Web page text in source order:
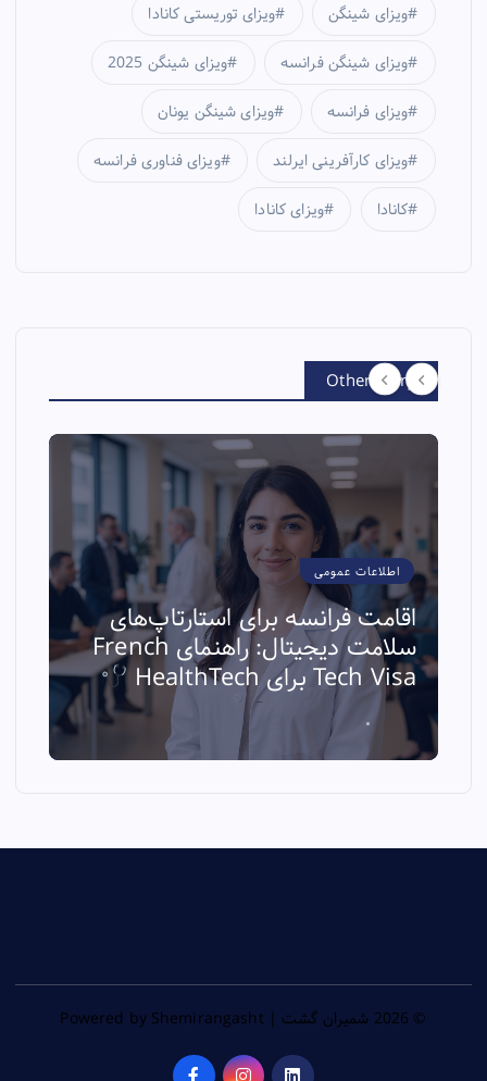
ویزای توریستی کانادا ویزای شینگن
ویزای شینگن 2025 ویزای شینگن فرانسه
ویزای شینگن یونان ویزای فرانسه
ویزای فناوری فرانسه ویزای کارآفرینی ایرلند
ویزای کانادا کانادا
Other Story
اطلاعات عمومی
اقامت فرانسه برای استارتاپ‌های
سلامت دیجیتال: راهنمای French
Tech Visa برای HealthTech
© 2026 شمیران گشت | Powered by Shemirangasht